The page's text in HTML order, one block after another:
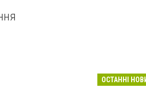
ОСТАННІ